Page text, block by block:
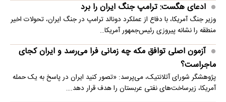
ادعای هگست: ترامپ جنگ ایران را برد
وزیر جنگ آمریکا، با دفاع از عملکرد دونالد ترامپ در جنگ ایران، تحولات اخیر
منطقه را نشانه پیروزی رئیس‌جمهور آمریکا…
آزمون اصلی توافق مکه چه زمانی فرا می‌رسد و ایران کجای
ماجراست؟
پژوهشگر شورای آتلانتیک، می‌پرسد: «تصور کنید ایران در پاسخ به یک حمله
آمریکا، زیرساخت‌های نفتی عربستان را هدف قرار دهد.…